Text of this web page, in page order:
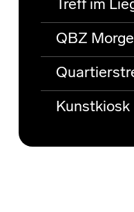
Treff im
QBZ
Kunstkiosk